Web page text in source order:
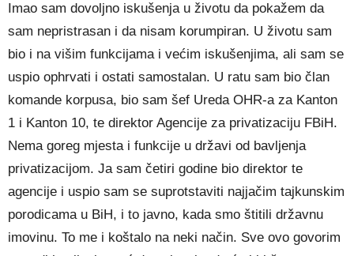
Imao sam dovoljno iskušenja u životu da pokažem da
sam nepristrasan i da nisam korumpiran. U životu sam
bio i na višim funkcijama i većim iskušenjima, ali sam se
uspio ophrvati i ostati samostalan. U ratu sam bio član
komande korpusa, bio sam šef Ureda OHR-a za Kanton
1 i Kanton 10, te direktor Agencije za privatizaciju FBiH.
Nema goreg mjesta i funkcije u državi od bavljenja
privatizacijom. Ja sam četiri godine bio direktor te
agencije i uspio sam se suprotstaviti najjačim tajkunskim
porodicama u BiH, i to javno, kada smo štitili državnu
imovinu. To me i koštalo na neki način. Sve ovo govorim